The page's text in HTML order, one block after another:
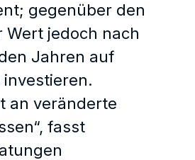
gegenüber den
jedoch nach
Jahren auf
an veränderte
fasst